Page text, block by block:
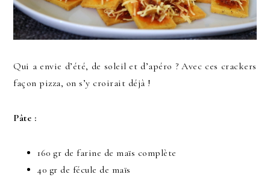
Qui a envie d’été, de soleil et d’apéro ? Avec ces crackers
façon pizza, on s’y croirait déjà !
Pâte :
160 gr de farine de maïs complète
40 gr de fécule de maïs